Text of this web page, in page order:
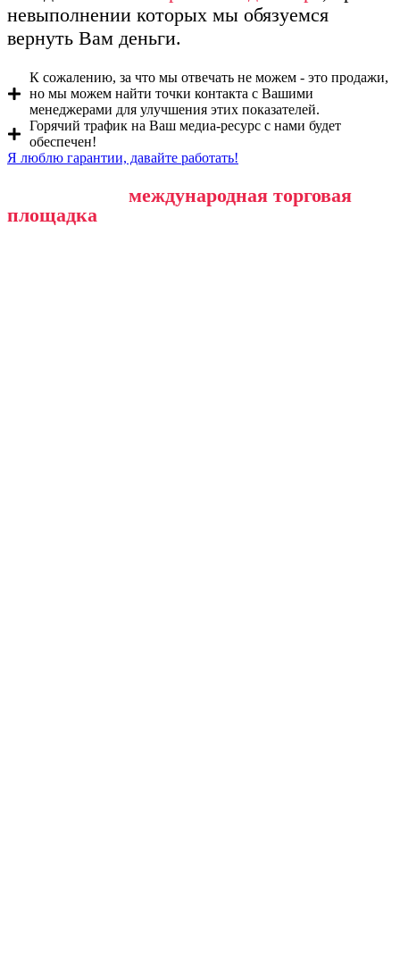
невыполнении которых мы обязуемся
вернуть Вам деньги.
К сожалению, за что мы отвечать не можем - это продажи,
но мы можем найти точки контакта с Вашими
менеджерами для улучшения этих показателей.
Горячий трафик на Ваш медиа-ресурс с нами будет
обеспечен!
Я люблю гарантии, давайте работать!
международная торговая
площадка